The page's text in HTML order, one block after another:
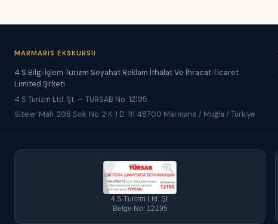
MARMARIS EKSKURSII
4 S Bilgi İşlem Turizm Seyahat Reklam İthalat Ve İhracat Ticaret
Limited Şirketi
4 S Turizm Ltd. Şt. — TÜRSAB No: 12195
Siteler Mah. 206 Sok. No. 2 K. 1 D. 111 48700 Marmaris / Muğla / Türkiye
4 S Turizm Ltd. Şt.
Belge No: 12195